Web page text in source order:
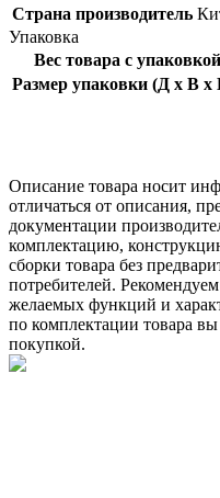
Страна производитель
Упаковка
Вес товара с упаковкой
Размер упаковки (Д x В
Описание товара носит
отличаться от описания,
документации
комплектацию,
сборки товара без
потребителей.
желаемых функций и
по комплектации товара
покупкой.